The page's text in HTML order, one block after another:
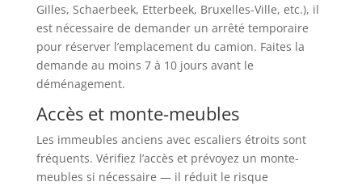
Gilles, Schaerbeek, Etterbeek, Bruxelles-Ville, etc.), il
est nécessaire de demander un arrêté temporaire
pour réserver l’emplacement du camion. Faites la
demande au moins 7 à 10 jours avant le
déménagement.
Accès et monte-meubles
Les immeubles anciens avec escaliers étroits sont
fréquents. Vérifiez l’accès et prévoyez un monte-
meubles si nécessaire — il réduit le risque